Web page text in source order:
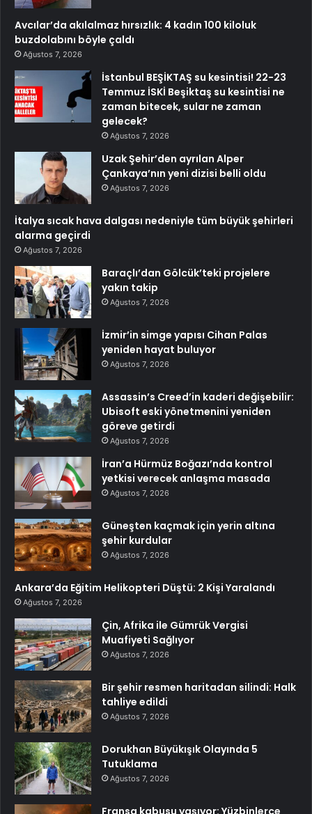
Avcılar’da akılalmaz hırsızlık: 4 kadın 100 kiloluk
buzdolabını böyle çaldı
Ağustos 7, 2026
İstanbul BEŞİKTAŞ su kesintisi! 22-23
Temmuz İSKİ Beşiktaş su kesintisi ne
zaman bitecek, sular ne zaman
gelecek?
Ağustos 7, 2026
Uzak Şehir’den ayrılan Alper
Çankaya’nın yeni dizisi belli oldu
Ağustos 7, 2026
İtalya sıcak hava dalgası nedeniyle tüm büyük şehirleri
alarma geçirdi
Ağustos 7, 2026
Baraçlı’dan Gölcük’teki projelere
yakın takip
Ağustos 7, 2026
İzmir’in simge yapısı Cihan Palas
yeniden hayat buluyor
Ağustos 7, 2026
Assassin’s Creed’in kaderi değişebilir:
Ubisoft eski yönetmenini yeniden
göreve getirdi
Ağustos 7, 2026
İran’a Hürmüz Boğazı’nda kontrol
yetkisi verecek anlaşma masada
Ağustos 7, 2026
Güneşten kaçmak için yerin altına
şehir kurdular
Ağustos 7, 2026
Ankara’da Eğitim Helikopteri Düştü: 2 Kişi Yaralandı
Ağustos 7, 2026
Çin, Afrika ile Gümrük Vergisi
Muafiyeti Sağlıyor
Ağustos 7, 2026
Bir şehir resmen haritadan silindi: Halk
tahliye edildi
Ağustos 7, 2026
Dorukhan Büyükışık Olayında 5
Tutuklama
Ağustos 7, 2026